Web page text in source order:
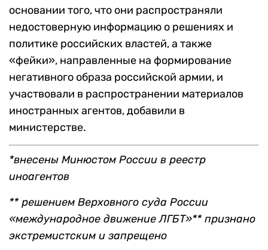
основании того, что они распространяли
недостоверную информацию о решениях и
политике российских властей, а также
«фейки», направленные на формирование
негативного образа российской армии, и
участвовали в распространении материалов
иностранных агентов, добавили в
министерстве.
*внесены Минюстом России в реестр
иноагентов
** решением Верховного суда России
«международное движение ЛГБТ»** признано
экстремистским и запрещено